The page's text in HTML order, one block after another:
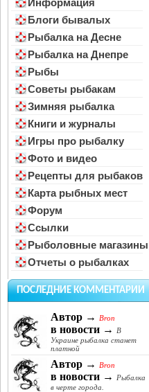
Информация
Блоги бывалых
Рыбалка на Десне
Рыбалка на Днепре
Рыбы
Советы рыбакам
Зимняя рыбалка
Книги и журналы
Игры про рыбалку
Фото и видео
Рецепты для рыбаков
Карта рыбных мест
Форум
Ссылки
Рыболовные магазины
Отчеты о рыбалках
ПОСЛЕДНИЕ КОММЕНТАРИИ
Автор → Bron
в новости →
В
Украине рыбалка станет
платной
Автор → Bron
в новости →
Рыбалка
в черте города.